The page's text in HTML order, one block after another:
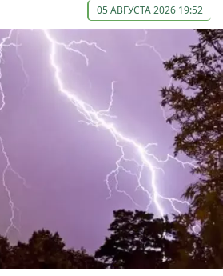
05 АВГУСТА 2026 19:52